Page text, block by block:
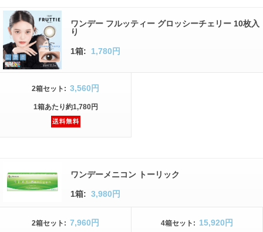
ワンデー フルッティー グロッシーチェリー 10枚入
り
1箱: 1,780円
2箱セット : 3,560円
1箱あたり約1,780円
ワンデーメニコン トーリック
1箱: 3,980円
2箱セット : 7,960円 4箱セット : 15,920円